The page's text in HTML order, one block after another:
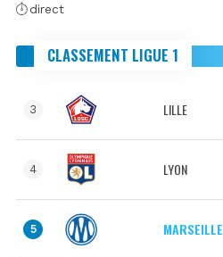
direct
CLASSEMENT LIGUE 1
3 LILLE
4 LYON
5 MARSEILLE